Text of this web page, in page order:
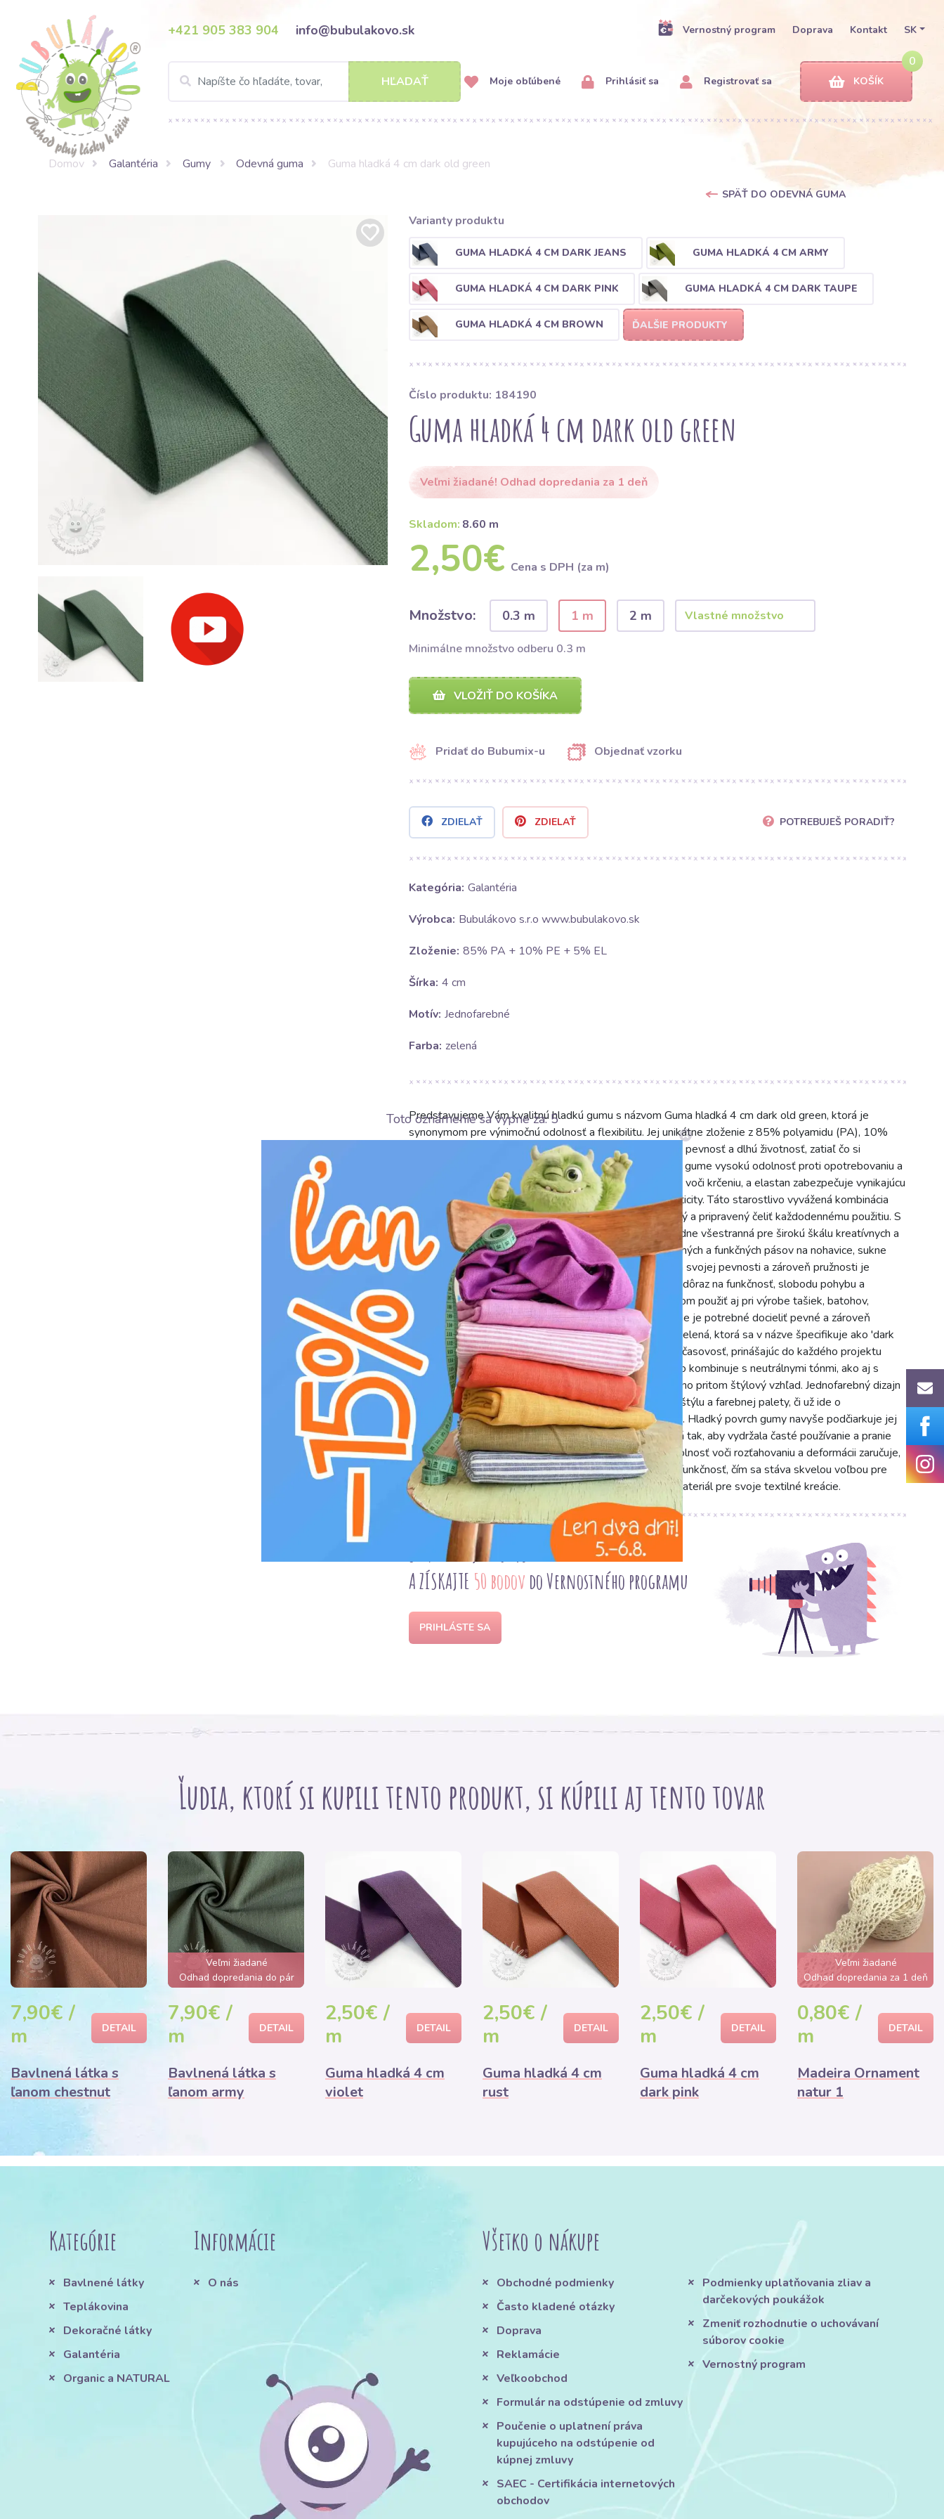
+421 905 383 904 info@bubulakovo.sk Vernostný program Doprava Kontakt SK
HĽADAŤ Moje obľúbené Prihlásiť sa Registrovať sa
0
KOŠÍK
Domov Galantéria Gumy Odevná guma Guma hladká 4 cm dark old green
SPÄŤ DO ODEVNÁ GUMA
Varianty produktu
GUMA HLADKÁ 4 CM DARK JEANS GUMA HLADKÁ 4 CM ARMY
GUMA HLADKÁ 4 CM DARK PINK GUMA HLADKÁ 4 CM DARK TAUPE
GUMA HLADKÁ 4 CM BROWN ĎALŠIE PRODUKTY
Číslo produktu: 184190
Guma hladká 4 cm dark old green
Veľmi žiadané! Odhad dopredania za 1 deň
Skladom: 8.60 m
2,50€ Cena s DPH (za m)
Množstvo: 0.3 m 1 m 2 m
Minimálne množstvo odberu 0.3 m
VLOŽIŤ DO KOŠÍKA
Pridať do Bubumix-u Objednať vzorku
ZDIELAŤ ZDIELAŤ POTREBUJEŠ PORADIŤ?
Kategória: Galantéria
Výrobca: Bubulákovo s.r.o www.bubulakovo.sk
Zloženie: 85% PA + 10% PE + 5% EL
Šírka: 4 cm
Motív: Jednofarebné
Farba: zelená
Predstavujeme Vám kvalitnú hladkú gumu s názvom Guma hladká 4 cm dark old green, ktorá je
synonymom pre výnimočnú odolnosť a flexibilitu. Jej unikátne zloženie z 85% polyamidu (PA), 10%
polyesteru (PE) a 5% elastanu (EL) zaručuje mimoriadnu pevnosť a dlhú životnosť, zatiaľ čo si
zachováva príjemnú hladkosť na dotyk. Polyamid dodáva gume vysokú odolnosť proti opotrebovaniu a
oderu, polyester prispieva k tvarovej stálosti a odolnosti voči krčeniu, a elastan zabezpečuje vynikajúcu
rozťažnosť a perfektné prispôsobenie sa bez straty elasticity. Táto starostlivo vyvážená kombinácia
materiálov vytvára produkt, ktorý je spoľahlivý, komfortný a pripravený čeliť každodennému použitiu. S
ideálnou šírkou 4 cm je táto jednofarebná guma mimoriadne všestranná pre širokú škálu kreatívnych a
praktických projektov. Je perfektná na vytvorenie pohodlných a funkčných pásov na nohavice, sukne
alebo šortky, manžety rukávov či spodných lemov. Vďaka svojej pevnosti a zároveň pružnosti je
obzvlášť vhodná pre športové oblečenie, kde je kladený dôraz na funkčnosť, slobodu pohybu a
dlhotrvajúci komfort. Okrem odevov ju môžete s úspechom použiť aj pri výrobe tašiek, batohov,
rôznych doplnkov alebo pri úpravách bytového textilu, kde je potrebné docieliť pevné a zároveň
flexibilné stiahnutie. Farba tejto gumy je krásna, hlboká zelená, ktorá sa v názve špecifikuje ako 'dark
old green'. Tento odtieň evokuje prírodu, eleganciu a nadčasovosť, prinášajúc do každého projektu
pocit pokoja a sofistikovanosti. Je to farba, ktorá sa ľahko kombinuje s neutrálnymi tónmi, ako aj s
výraznejšími farbami, čím dodá každému výrobku zemný, no pritom štýlový vzhľad. Jednofarebný dizajn
zabezpečuje bezproblémovú integráciu do akéhokoľvek štýlu a farebnej palety, či už ide o
minimalistické projekty alebo o kúsky s bohatšími vzormi. Hladký povrch gumy navyše podčiarkuje jej
estetickú čistotu a dojem kvality. Táto guma je navrhnutá tak, aby vydržala časté používanie a pranie
bez straty svojich výnimočných vlastností. Jej vysoká odolnosť voči rozťahovaniu a deformácii zaručuje,
že vaše výrobky si dlhodobo udržia svoj pôvodný tvar a funkčnosť, čím sa stáva skvelou voľbou pre
všetkých, ktorí hľadajú spoľahlivý a esteticky príťažlivý materiál pre svoje textilné kreácie.
SEM NAHRAJTE FOTKU
A ZÍSKAJTE 50 bodov do Vernostného programu
PRIHLÁSTE SA
Ľudia, ktorí si kupili tento produkt, si kúpili aj tento tovar
7,90€ /
m
DETAIL
Bavlnená látka s
ľanom chestnut
Veľmi žiadané
Odhad dopredania do pár
hodín
7,90€ /
m
DETAIL
Bavlnená látka s
ľanom army
2,50€ /
m
DETAIL
Guma hladká 4 cm
violet
2,50€ /
m
DETAIL
Guma hladká 4 cm
rust
2,50€ /
m
DETAIL
Guma hladká 4 cm
dark pink
Veľmi žiadané
Odhad dopredania za 1 deň
0,80€ /
m
DETAIL
Madeira Ornament
natur 1
Kategórie
Bavlnené látky
Teplákovina
Dekoračné látky
Galantéria
Organic a NATURAL
Informácie
O nás
Všetko o nákupe
Obchodné podmienky
Často kladené otázky
Doprava
Reklamácie
Veľkoobchod
Formulár na odstúpenie od zmluvy
Poučenie o uplatnení práva
kupujúceho na odstúpenie od
kúpnej zmluvy
SAEC - Certifikácia internetových
obchodov
Podmienky uplatňovania zliav a
darčekových poukážok
Zmeniť rozhodnutie o uchovávaní
súborov cookie
Vernostný program
Toto oznámenie sa vypne za:4